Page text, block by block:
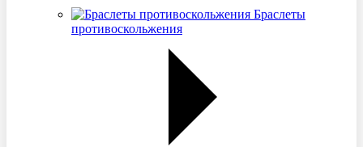
Браслеты
противоскольжения